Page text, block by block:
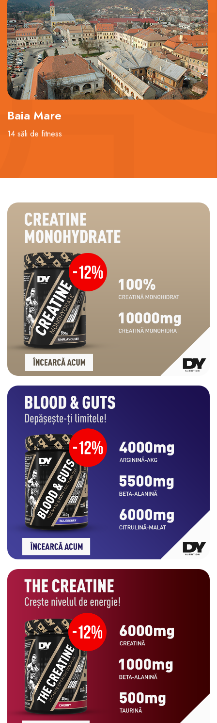
Baia Mare
14 săli de fitness